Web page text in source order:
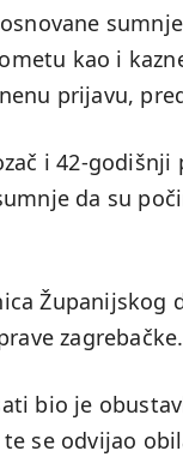
kao i
prijavu,
i 42-
da su
Županijskog
zagrebačke.
bio je
se odvijao